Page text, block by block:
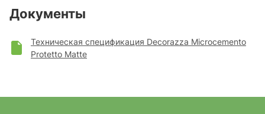
Документы
Техническая спецификация Decorazza Microcemento
Protetto Matte